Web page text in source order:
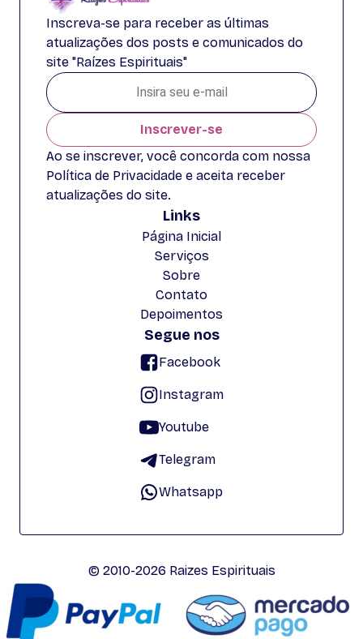
Inscreva-se para receber as últimas
atualizações dos posts e comunicados do
site "Raízes Espirituais"
Inscrever-se
Ao se inscrever, você concorda com nossa
Política de Privacidade e aceita receber
atualizações do site.
Links
Página Inicial
Serviços
Sobre
Contato
Depoimentos
Segue nos
Facebook
Instagram
Youtube
Telegram
Whatsapp
© 2010-2026 Raizes Espirituais